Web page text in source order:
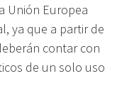
Unión Europea
ya que a partir de
contar con
de un solo uso